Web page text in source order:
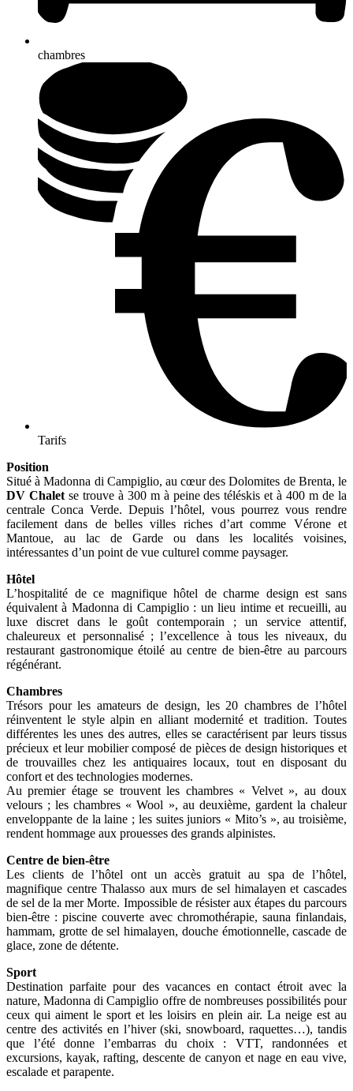
chambres
Tarifs
Position
Situé à Madonna di Campiglio, au cœur des Dolomites de Brenta, le
DV Chaletse trouve à 300 m à peine des téléskis et à 400 m de la
centrale Conca Verde. Depuis l’hôtel, vous pourrez vous rendre
facilement dans de belles villes riches d’art comme Vérone et
Mantoue, au lac de Garde ou dans les localités voisines,
intéressantes d’un point de vue culturel comme paysager.
Hôtel
L’hospitalité de ce magnifique hôtel de charme design est sans
équivalent à Madonna di Campiglio : un lieu intime et recueilli, au
luxe discret dans le goût contemporain ; un service attentif,
chaleureux et personnalisé ; l’excellence à tous les niveaux, du
restaurant gastronomique étoilé au centre de bien-être au parcours
régénérant.
Chambres
Trésors pour les amateurs de design, les 20 chambres de l’hôtel
réinventent le style alpin en alliant modernité et tradition. Toutes
différentes les unes des autres, elles se caractérisent par leurs tissus
précieux et leur mobilier composé de pièces de design historiques et
de trouvailles chez les antiquaires locaux, tout en disposant du
confort et des technologies modernes.
Au premier étage se trouvent les chambres « Velvet », au doux
velours ; les chambres « Wool », au deuxième, gardent la chaleur
enveloppante de la laine ; les suites juniors « Mito’s », au troisième,
rendent hommage aux prouesses des grands alpinistes.
Centre de bien-être
Les clients de l’hôtel ont un accès gratuit au spa de l’hôtel,
magnifique centre Thalasso aux murs de sel himalayen et cascades
de sel de la mer Morte. Impossible de résister aux étapes du parcours
bien-être : piscine couverte avec chromothérapie, sauna finlandais,
hammam, grotte de sel himalayen, douche émotionnelle, cascade de
glace, zone de détente.
Sport
Destination parfaite pour des vacances en contact étroit avec la
nature, Madonna di Campiglio offre de nombreuses possibilités pour
ceux qui aiment le sport et les loisirs en plein air. La neige est au
centre des activités en l’hiver (ski, snowboard, raquettes…), tandis
que l’été donne l’embarras du choix : VTT, randonnées et
excursions, kayak, rafting, descente de canyon et nage en eau vive,
escalade et parapente.